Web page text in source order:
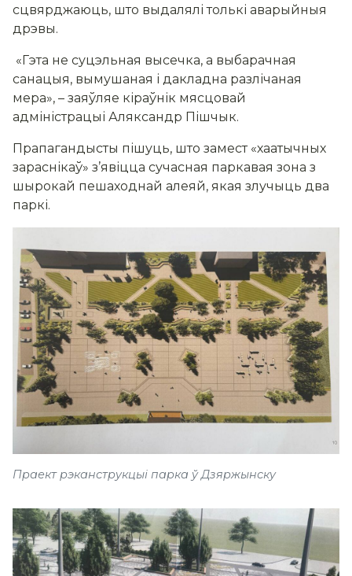
сцвярджаюць, што выдалялі толькі аварыйныя
дрэвы.
«Гэта не суцэльная высечка, а выбарачная
санацыя, вымушаная і дакладна разлічаная
мера», – заяўляе кіраўнік мясцовай
адміністрацыі Аляксандр Пішчык.
Прапагандысты пішуць, што замест «хаатычных
зараснікаў» з’явіцца сучасная паркавая зона з
шырокай пешаходнай алеяй, якая злучыць два
паркі.
Праект рэканструкцыі парка ў Дзяржынску